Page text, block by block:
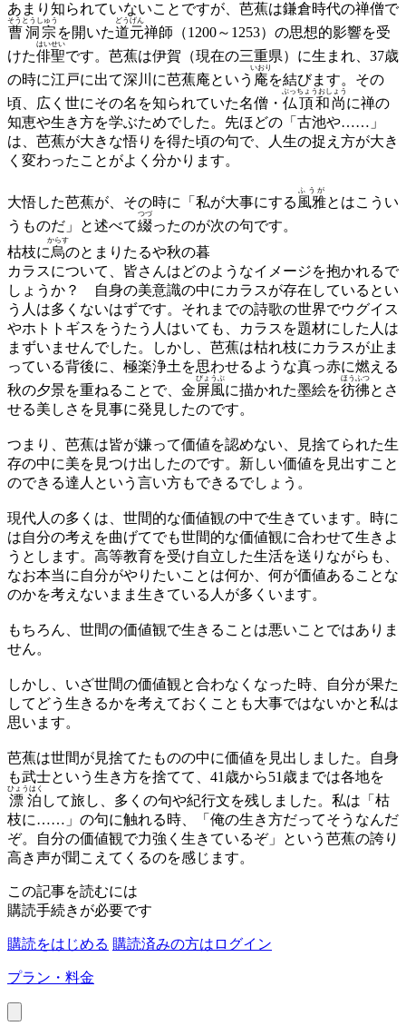
あまり知られていないことですが、芭蕉は鎌倉時代の禅僧で
曹洞宗
そうとうしゅう
を開いた道元
どうげん
禅師（1200～1253）の思想的影響を受
けた俳聖
はいせい
です。芭蕉は伊賀（現在の三重県）に生まれ、37歳
の時に江戸に出て深川に芭蕉庵という 庵
いおり
を結びます。その
頃、広く世にその名を知られていた名僧・ 仏頂和尚
ぶっちょうおしょう
に禅の
知恵や生き方を学ぶためでした。先ほどの「古池や……」
は、芭蕉が大きな悟りを得た頃の句で、人生の捉え方が大き
く変わったことがよく分かります。
大悟した芭蕉が、その時に「私が大事にする 風雅
ふうが
とはこうい
うものだ」と述べて綴
つづ
ったのが次の句です。
枯枝に烏
からす
のとまりたるや秋の暮
カラスについて、皆さんはどのようなイメージを抱かれるで
しょうか？ 自身の美意識の中にカラスが存在しているとい
う人は多くないはずです。それまでの詩歌の世界でウグイス
やホトトギスをうたう人はいても、カラスを題材にした人は
まずいませんでした。しかし、芭蕉は枯れ枝にカラスが止ま
っている背後に、極楽浄土を思わせるような真っ赤に燃える
秋の夕景を重ねることで、金屏風
びょうぶ
に描かれた墨絵を彷彿
ほうふつ
とさ
せる美しさを見事に発見したのです。
つまり、芭蕉は皆が嫌って価値を認めない、見捨てられた生
存の中に美を見つけ出したのです。新しい価値を見出すこと
のできる達人という言い方もできるでしょう。
現代人の多くは、世間的な価値観の中で生きています。時に
は自分の考えを曲げてでも世間的な価値観に合わせて生きよ
うとします。高等教育を受け自立した生活を送りながらも、
なお本当に自分がやりたいことは何か、何が価値あることな
のかを考えないまま生きている人が多くいます。
もちろん、世間の価値観で生きることは悪いことではありま
せん。
しかし、いざ世間の価値観と合わなくなった時、自分が果た
してどう生きるかを考えておくことも大事ではないかと私は
思います。
芭蕉は世間が見捨てたものの中に価値を見出しました。自身
も武士という生き方を捨てて、41歳から51歳までは各地を
漂泊
ひょうはく
して旅し、多くの句や紀行文を残しました。私は「枯
枝に……」の句に触れる時、「俺の生き方だってそうなんだ
ぞ。自分の価値観で力強く生きているぞ」という芭蕉の誇り
高き声が聞こえてくるのを感じます。
この記事を読むには
購読手続きが必要です
購読をはじめる 購読済みの方はログイン
プラン・料金